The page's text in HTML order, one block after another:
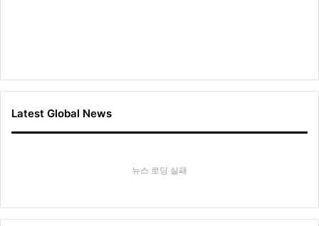
Latest Global News
뉴스 로딩 실패